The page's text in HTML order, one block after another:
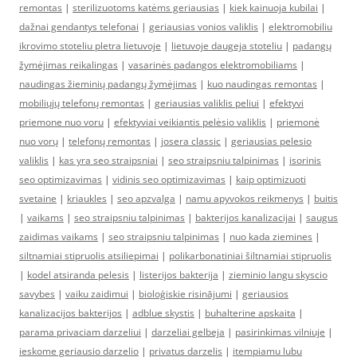
remontas | sterilizuotoms katėms geriausias | kiek kainuoja kubilai |
dažnai gendantys telefonai | geriausias vonios valiklis | elektromobiliu
ikrovimo stoteliu pletra lietuvoje | lietuvoje daugeja stoteliu | padangų
žymėjimas reikalingas | vasarinės padangos elektromobiliams |
naudingas žieminių padangų žymėjimas | kuo naudingas remontas |
mobiliųjų telefonų remontas | geriausias valiklis peliui | efektyvi
priemone nuo voru | efektyviai veikiantis pelėsio valiklis | priemonė
nuo vorų | telefonų remontas | josera classic | geriausias pelesio
valiklis | kas yra seo straipsniai | seo straipsniu talpinimas | isorinis
seo optimizavimas | vidinis seo optimizavimas | kaip optimizuoti
svetaine | kriaukles | seo apzvalga | namu apyvokos reikmenys | buitis
| vaikams | seo straipsniu talpinimas | bakterijos kanalizacijai | saugus
zaidimas vaikams | seo straipsniu talpinimas | nuo kada ziemines |
siltnamiai stipruolis atsiliepimai | polikarbonatiniai šiltnamiai stipruolis
| kodel atsiranda pelesis | listerijos bakterija | zieminio langu skyscio
savybes | vaiku zaidimui | bioloģiskie risinājumi | geriausios
kanalizacijos bakterijos | adblue skystis | buhalterine apskaita |
parama privaciam darzeliui | darzeliai gelbeja | pasirinkimas vilniuje |
ieskome geriausio darzelio | privatus darzelis | itempiamu lubu